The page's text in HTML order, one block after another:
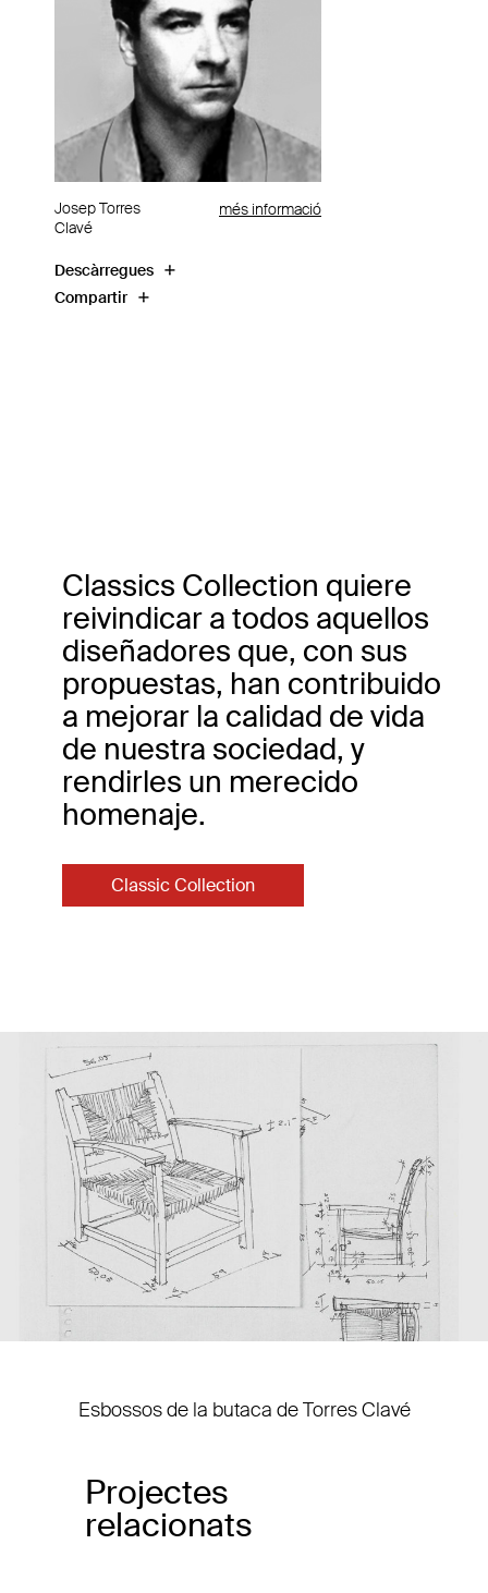
Josep Torres
Clavé
més informació
Descàrregues
Compartir
Classics Collection quiere
reivindicar a todos aquellos
diseñadores que, con sus
propuestas, han contribuido
a mejorar la calidad de vida
de nuestra sociedad, y
rendirles un merecido
homenaje.
Classic Collection
Esbossos de la butaca de Torres Clavé
Projectes
relacionats